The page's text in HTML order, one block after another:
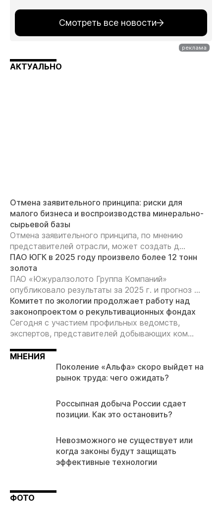
Смотреть все новости
АКТУАЛЬНО
Отмена заявительного принципа: риски для
малого бизнеса и воспроизводства минерально-
сырьевой базы
Отмена заявительного принципа, по мнению
представителей отрасли, может создать д...
ПАО ЮГК в 2025 году произвело более 12 тонн
золота
ПАО «Южуралзолото Группа Компаний»
опубликовало результаты за 2025 г. и прогноз ...
Комитет по экологии продолжает работу над
законопроектом о рекультивационных фондах
Сегодня с участием профильных ведомств,
экспертов, представителей добывающих ком...
МНЕНИЯ
Поколение «Альфа» скоро выйдет на
рынок труда: чего ожидать?
Россыпная добыча России сдает
позиции. Как это остановить?
Невозможного не существует или
когда законы будут защищать
эффективные технологии
ФОТО